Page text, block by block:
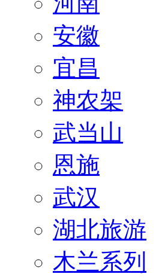
安徽
宜昌
神农架
武当山
恩施
武汉
湖北旅游
木兰系列